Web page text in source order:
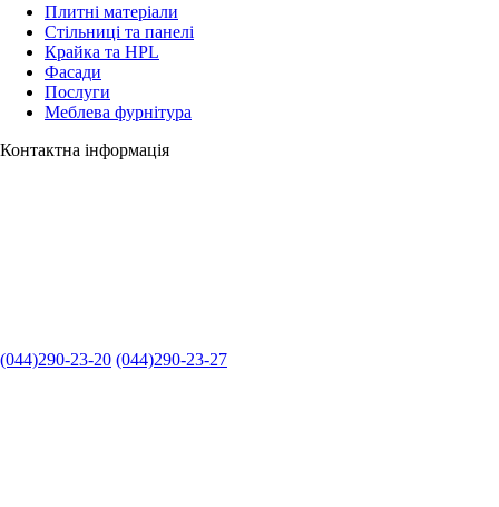
Плитні матеріали
Стільниці та панелі
Крайка та HPL
Фасади
Послуги
Меблева фурнітура
Контактна інформація
(044)290-23-20 (044)290-23-27